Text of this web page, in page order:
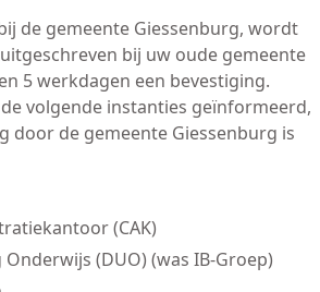
de gemeente Giessenburg, wordt
bij uw oude gemeente
5 werkdagen een bevestiging.
volgende instanties geïnformeerd,
door de gemeente Giessenburg is
(CAK)
(DUO) (was IB-Groep)